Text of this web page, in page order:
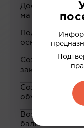
Доступ к
материалам
Подборка
основе ваших
Сохранение
закладки
Сохранение
обучению
Возможность
баллы и